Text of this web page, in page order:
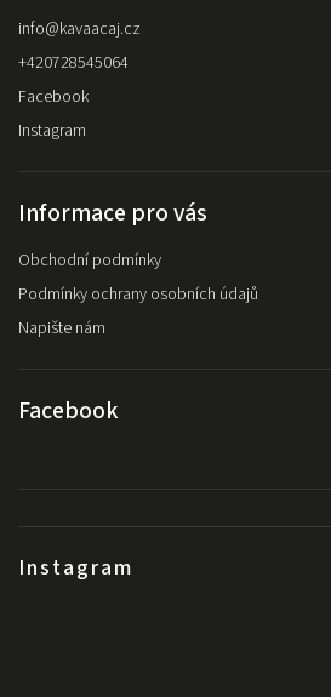
info@kavaacaj.cz
+420728545064
Facebook
Instagram
Instagram
Informace pro vás
Obchodní podmínky
Podmínky ochrany osobních údajů
Napište nám
Facebook